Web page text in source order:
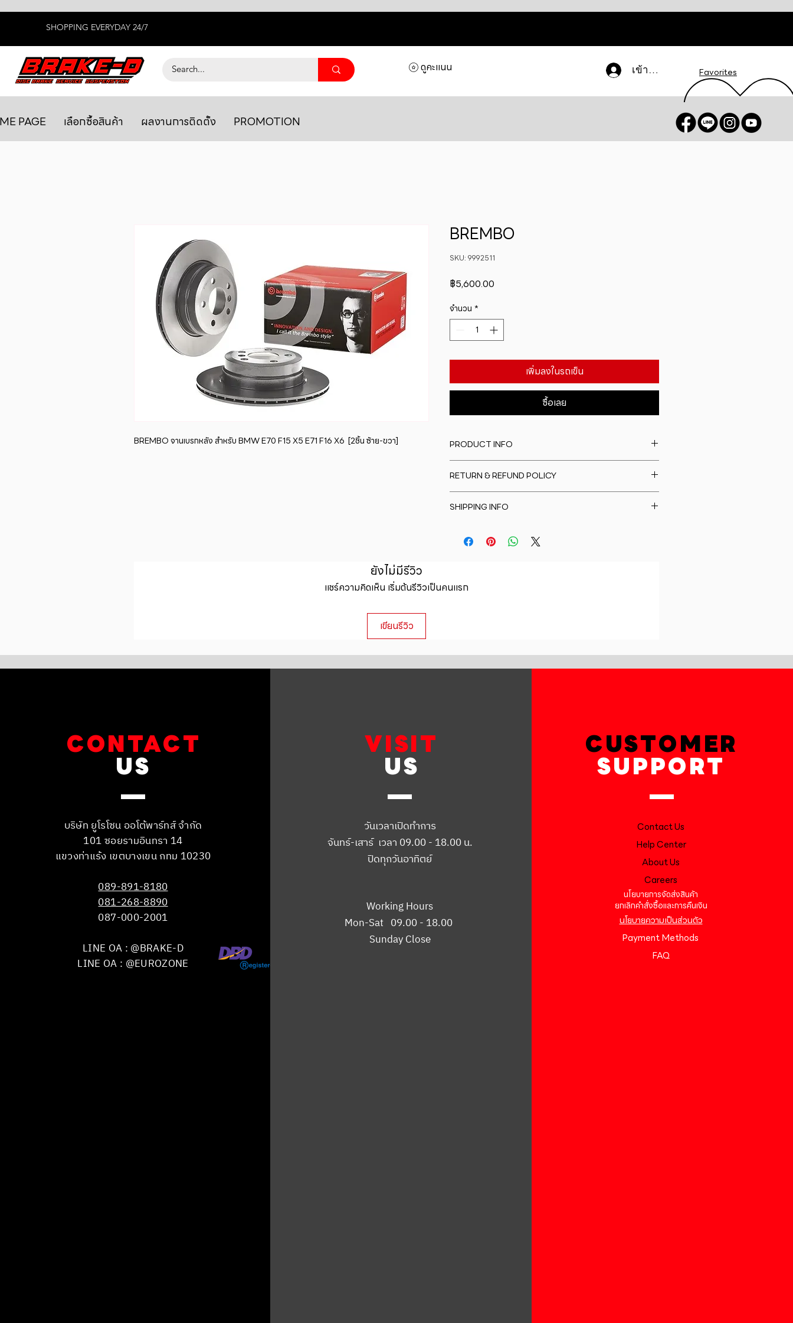
SHOPPING EVERYDAY 24/7
เข้าสู่ระบบ Favorites
ดูคะแนน
PAGE เลือกซื้อสินค้า ผลงานการติดตั้ง PROMOTION
BREMBO จานเบรกหลัง สำหรับ BMW E70 F15 X5 E71 F16 X6  [2ชิ้น ซ้าย-ขวา]
BREMBO
SKU: 9992511
฿5,600.00
จำนวน *
เพิ่มลงในรถเข็น
ซื้อเลย
PRODUCT INFO
information about your product such as sizing,
material, care and cleaning instructions. This is also a
great space to write what makes this product
RETURN & REFUND POLICY
to let your customers know what to do in case they
straightforward refund or exchange policy is a great
way to build trust and reassure your customers that
SHIPPING INFO
information about your shipping methods,
can buy from you with confidence.
ยังไม่มีรีวิว
แชร์ความคิดเห็น เริ่มต้นรีวิวเป็นคนแรก
เขียนรีวิว
CONTACT
US
บริษัท ยูโรโซน ออโต้พาร์ทส์ จำกัด
101 ซอยรามอินทรา 14
แขวงท่าแร้ง เขตบางเขน กทม 10230
089-891-8180
081-268-8890
087-000-2001
LINE OA : @BRAKE-D
LINE OA : @EUROZONE
VISIT
US
วันเวลาเปิดทำการ
จันทร์-เสาร์ เวลา 09.00 - 18.00 น.
ปิดทุกวันอาทิตย์
Working Hours
Mon-Sat 09.00 - 18.00
Sunday Close
CUSTOMER
SUPPORT
Contact Us
Help Center
About Us
Careers
นโยบายการจัดส่งสินค้า
ยกเลิกคำสั่งซื้อและการคืนเงิน
นโยบายความเป็นส่วนตัว
Payment Methods
FAQ